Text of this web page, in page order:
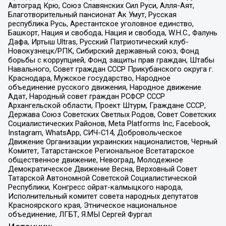
Автоград Крю, Союз Славянских Сил Руси, Алля-Аят,
Благотворительный пансионат Ак Умут, Русская
республика Русь, Арестантское уголовное единство,
Башкорт, Нация и свобода, Нация и свобода, W.H.С., Фалунь
Дафа, Иртыш Ultras, Русский Патриотический клуб-
Новокузнецк/РПК, Сибирский державный союз, Фонд
борьбы с коррупцией, Фонд защиты прав граждан, Штабы
Навального, Совет граждан СССР Прикубанского округа г.
Краснодара, Мужское государство, Народное
объединение русского движения, Народное движение
Адат, Народный совет граждан РСФСР СССР
Архангельской области, Проект Штурм, Граждане СССР,
Держава Союз Советских Светлых Родов, Совет Советских
Социалистических Районов, Meta Platforms Inc, Facebook,
Instagram, WhatsApp, СИЧ-С14, Добровольческое
Движение Организации украинских националистов, Черный
Комитет, Татарстанское Региональное Всетатарское
общественное движение, Невоград, Молодежное
Демократическое Движение Весна, Верховный Совет
Татарской Автономной Советской Социалистической
Республики, Конгресс ойрат-калмыцкого народа,
Исполнительный комитет совета народных депутатов
Красноярского края, Этническое национальное
объединение, ЛГБТ, Я.МЫ Сергей Фургал